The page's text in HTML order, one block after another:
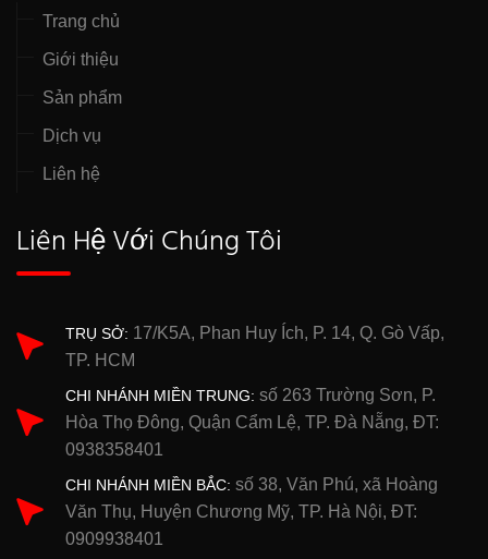
Trang chủ
Giới thiệu
Sản phẩm
Dịch vụ
Liên hệ
Liên Hệ Với Chúng Tôi
TRỤ SỞ: 17/K5A, Phan Huy Ích, P. 14, Q. Gò Vấp,
TP. HCM
CHI NHÁNH MIỀN TRUNG: số 263 Trường Sơn, P.
Hòa Thọ Đông, Quận Cẩm Lệ, TP. Đà Nẵng, ĐT:
0938358401
CHI NHÁNH MIỀN BẮC: số 38, Văn Phú, xã Hoàng
Văn Thụ, Huyện Chương Mỹ, TP. Hà Nội, ĐT:
0909938401